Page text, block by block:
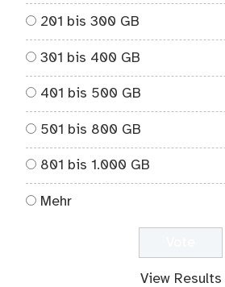
201 bis 300 GB
301 bis 400 GB
401 bis 500 GB
501 bis 800 GB
801 bis 1.000 GB
Mehr
View Results